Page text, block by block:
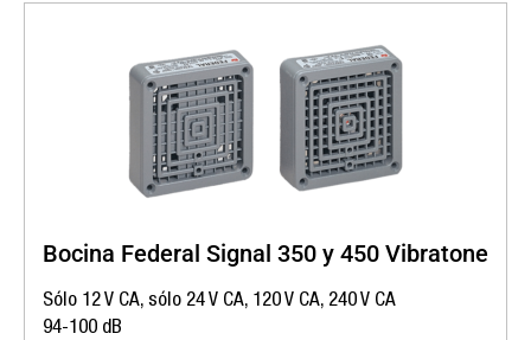
Bocina Federal Signal 350 y 450 Vibratone
Sólo 12 V CA, sólo 24 V CA, 120 V CA, 240 V CA
94-100 dB